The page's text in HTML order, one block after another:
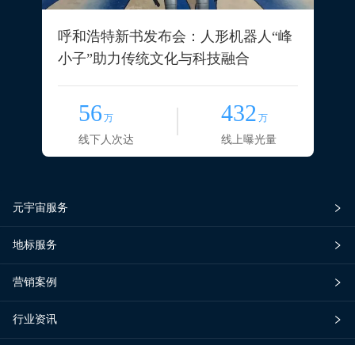
呼和浩特新书发布会：人形机器人“峰
小子”助力传统文化与科技融合
56 万
线下人次达
432 万
线上曝光量
元宇宙服务
地标服务
营销案例
行业资讯